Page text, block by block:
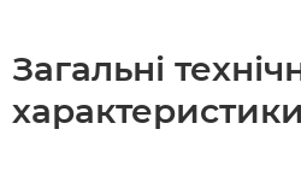
Загальні
характеристики